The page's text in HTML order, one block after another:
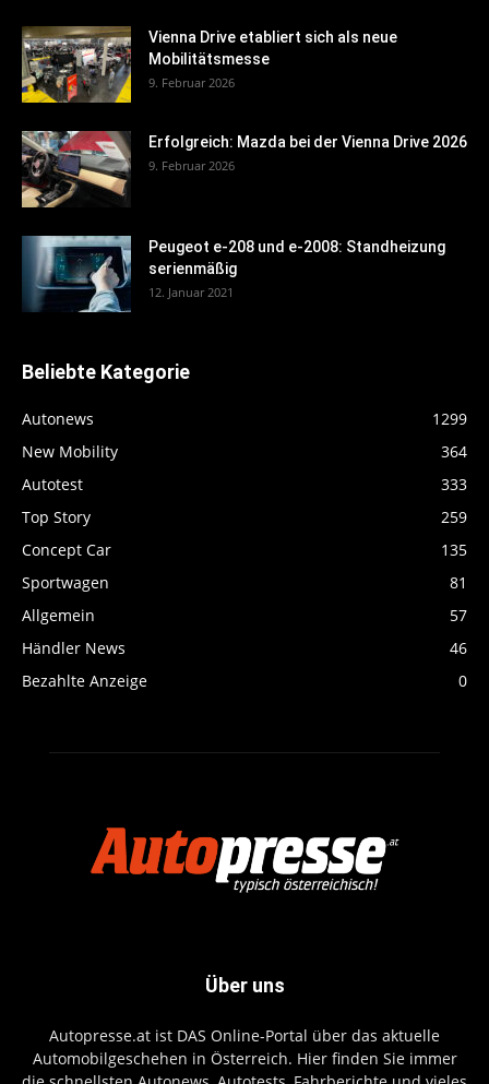
Vienna Drive etabliert sich als neue
Mobilitätsmesse
9. Februar 2026
Erfolgreich: Mazda bei der Vienna Drive 2026
9. Februar 2026
Peugeot e-208 und e-2008: Standheizung
serienmäßig
12. Januar 2021
Beliebte Kategorie
Autonews
1299
New Mobility
364
Autotest
333
Top Story
259
Concept Car
135
Sportwagen
81
Allgemein
57
Händler News
46
Bezahlte Anzeige
0
Über uns
Autopresse.at ist DAS Online-Portal über das aktuelle
Automobilgeschehen in Österreich. Hier finden Sie immer